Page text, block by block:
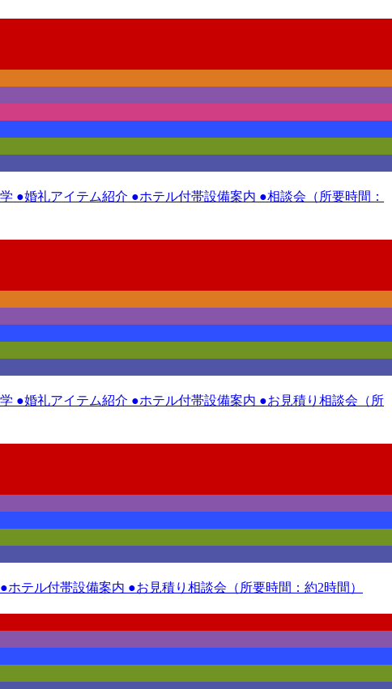
●婚礼アイテム紹介 ●ホテル付帯設備案内 ●相談会（所要時間：
●婚礼アイテム紹介 ●ホテル付帯設備案内 ●お見積り相談会（所
テル付帯設備案内 ●お見積り相談会（所要時間：約2時間）